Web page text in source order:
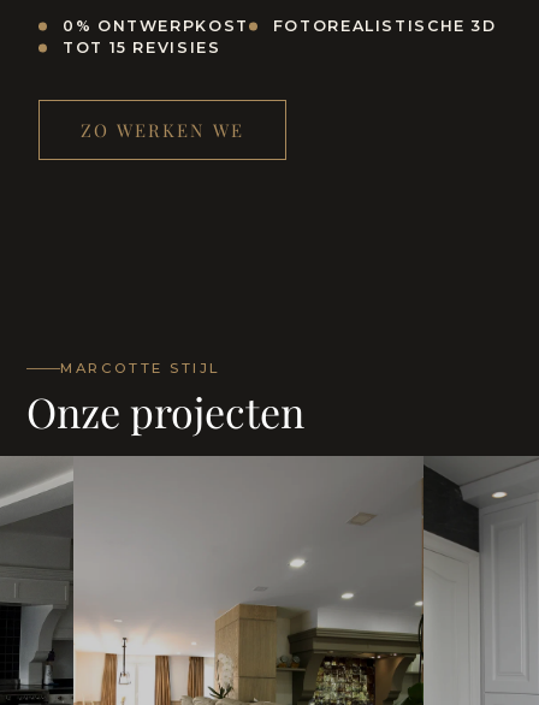
0% ONTWERPKOST
FOTOREALISTISCHE 3D
TOT 15 REVISIES
ZO WERKEN WE
MARCOTTE STIJL
Onze projecten